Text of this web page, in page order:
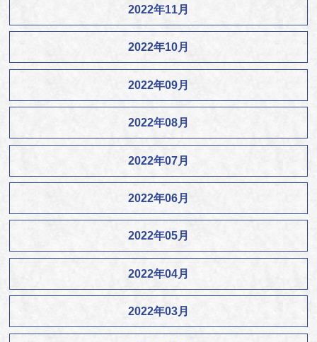
2022年11月
2022年10月
2022年09月
2022年08月
2022年07月
2022年06月
2022年05月
2022年04月
2022年03月